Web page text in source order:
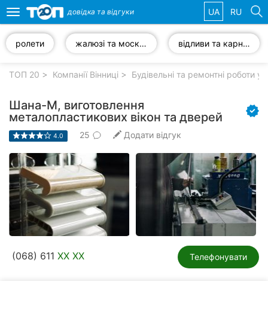
компанії
Популярні
рубрики:
Стоматології
Ветеринарні
клініки
Приватні
Toggle
navigation
довідка та відгуки UA RU
ролети жалюзі та москітні сітки відливи та карнизи
ТОП 20 Компанії Вінниці Будівельні та ремонтні роботи у
Шана-М, виготовлення
металопластикових вікон та дверей
4.0 25 Додати відгук
(068) 611 XX XX Телефонувати